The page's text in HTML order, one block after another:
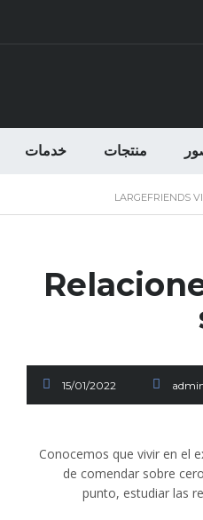
خدمات منتجات
LARGEFRIENDS
15/01/2022
Conocemos que vivir en el
de comendar sobre
punto, estudiar las